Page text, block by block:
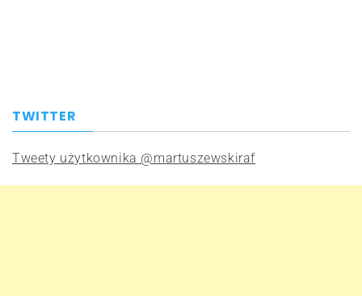
TWITTER
Tweety użytkownika @martuszewskiraf